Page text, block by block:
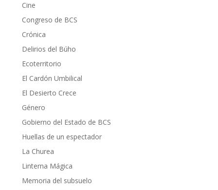
Cine
Congreso de BCS
Crónica
Delirios del Búho
Ecoterritorio
El Cardón Umbilical
El Desierto Crece
Género
Gobierno del Estado de BCS
Huellas de un espectador
La Churea
Linterna Mágica
Memoria del subsuelo